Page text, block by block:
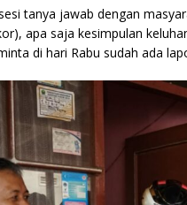
tanya jawab dengan
apa saja kesimpulan
di hari Rabu sudah ada